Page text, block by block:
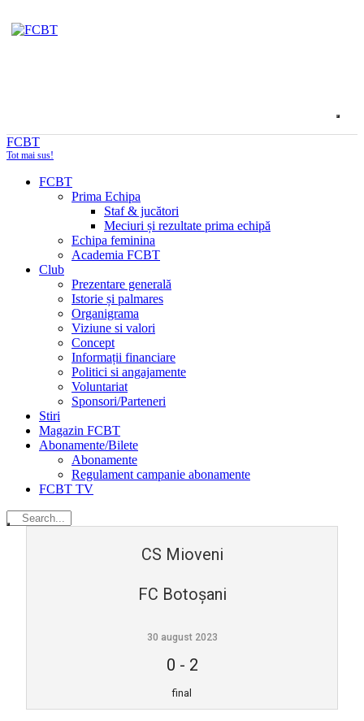
FCBT
Tot mai sus!
FCBT
Prima Echipa
Staf & jucători
Meciuri și rezultate prima echipă
Echipa feminina
Academia FCBT
Club
Prezentare generală
Istorie și palmares
Organigrama
Viziune si valori
Concept
Informații financiare
Politici si angajamente
Voluntariat
Sponsori/Parteneri
Stiri
Magazin FCBT
Abonamente/Bilete
Abonamente
Regulament campanie abonamente
FCBT TV
CS Mioveni
FC Botoșani
30 august 2023
0 - 2
final